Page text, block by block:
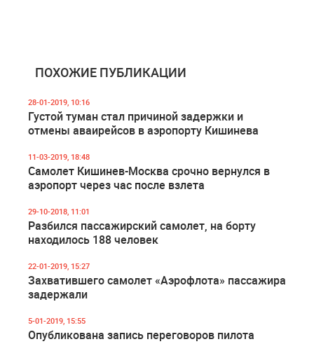
ПОХОЖИЕ ПУБЛИКАЦИИ
28-01-2019, 10:16
Густой туман стал причиной задержки и
отмены аваирейсов в аэропорту Кишинева
11-03-2019, 18:48
Самолет Кишинев-Москва срочно вернулся в
аэропорт через час после взлета
29-10-2018, 11:01
Разбился пассажирский самолет, на борту
находилось 188 человек
22-01-2019, 15:27
Захватившего самолет «Аэрофлота» пассажира
задержали
5-01-2019, 15:55
Опубликована запись переговоров пилота